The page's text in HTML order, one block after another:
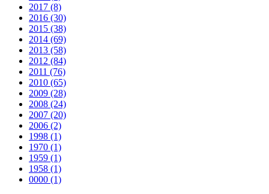
2017 (8)
2016 (30)
2015 (38)
2014 (69)
2013 (58)
2012 (84)
2011 (76)
2010 (65)
2009 (28)
2008 (24)
2007 (20)
2006 (2)
1998 (1)
1970 (1)
1959 (1)
1958 (1)
0000 (1)